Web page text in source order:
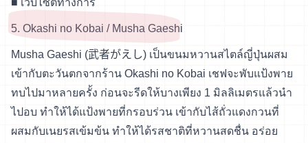
5. Okashi no Kobai / Musha Gaeshi
Musha Gaeshi (武者がえし) เป็นขนมหวานสไตล์ญี่ปุ่นผสม
เข้ากับตะวันตกจากร้าน Okashi no Kobai เชฟจะพับแป้งพาย
ทบไปมาหลายครั้ง ก่อนจะรีดให้บางเพียง 1 มิลลิเมตรแล้วนำ
ไปอบ ทำให้ได้แป้งพายที่กรอบร่วน เข้ากับไส้ถั่วแดงกวนที่
ผสมกับเนยรสเข้มข้น ทำให้ได้รสชาติที่หวานสดชื่น อร่อย